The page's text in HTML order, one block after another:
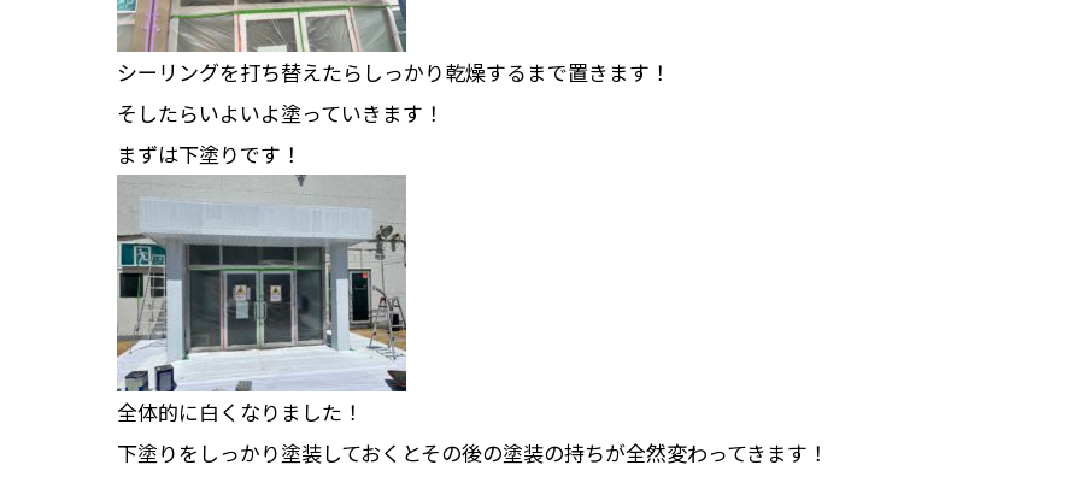
シーリングを打ち替えたらしっかり乾燥するまで置きます！
そしたらいよいよ塗っていきます！
まずは下塗りです！
全体的に白くなりました！
下塗りをしっかり塗装しておくとその後の塗装の持ちが全然変わってきます！